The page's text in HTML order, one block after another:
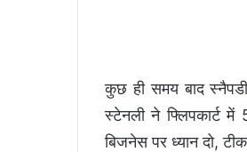
कुछ ही समय बाद
स्टेनली ने फ्लिपकार्ट
बिजनेस पर ध्यान दो,